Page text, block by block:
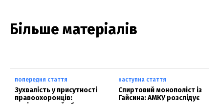
Більше матеріалів
попередня стаття
Зухвалість у присутності
правоохоронців:
наступна стаття
Спиртовий монополіст із
Гайсина: АМКУ розслідує